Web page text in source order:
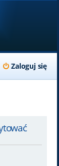
Zaloguj się